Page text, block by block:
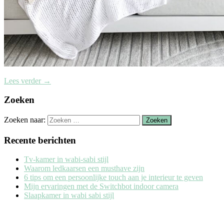
Lees verder →
Zoeken
Zoeken naar:
Recente berichten
Tv-kamer in wabi-sabi stijl
Waarom ledkaarsen een musthave zijn
6 tips om een persoonlijke touch aan je interieur te geven
Mijn ervaringen met de Switchbot indoor camera
Slaapkamer in wabi sabi stijl